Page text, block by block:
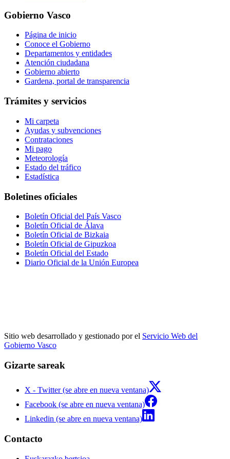
Gobierno Vasco
Página de inicio
Conoce el Gobierno
Departamentos y entidades
Atención ciudadana
Gobierno abierto
Gardena, portal de transparencia
Trámites y servicios
Mi carpeta
Ayudas y subvenciones
Contrataciones
Mi pago
Meteorología
Estado del tráfico
Estadística
Boletines oficiales
Boletín Oficial del País Vasco
Boletín Oficial de Álava
Boletín Oficial de Bizkaia
Boletín Oficial de Gipuzkoa
Boletín Oficial del Estado
Diario Oficial de la Unión Europea
Sitio web desarrollado y gestionado por el Servicio Web del
Gobierno Vasco
Gizarte sareak
X - Twitter (se abre en nueva ventana)
Facebook (se abre en nueva ventana)
Linkedin (se abre en nueva ventana)
Contacto